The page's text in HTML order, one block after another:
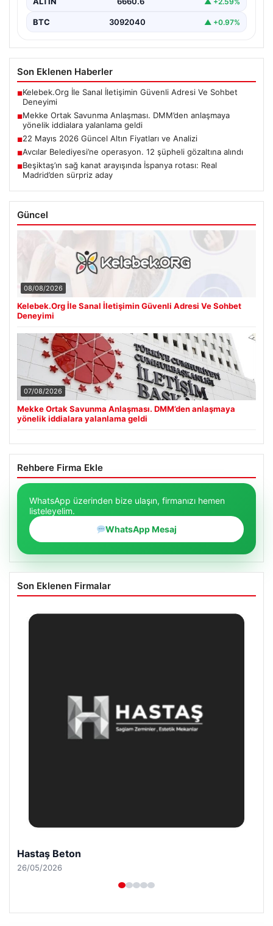
BTC 3092040 ▲ +0.97%
Son Eklenen Haberler
■Kelebek.Org İle Sanal İletişimin Güvenli Adresi Ve Sohbet
Deneyimi
■Mekke Ortak Savunma Anlaşması. DMM’den anlaşmaya
yönelik iddialara yalanlama geldi
■22 Mayıs 2026 Güncel Altın Fiyatları ve Analizi
■Avcılar Belediyesi’ne operasyon. 12 şüpheli gözaltına alındı
■Beşiktaş’ın sağ kanat arayışında İspanya rotası: Real
Madrid’den sürpriz aday
Güncel
08/08/2026
Kelebek.Org İle Sanal İletişimin Güvenli Adresi Ve Sohbet
Deneyimi
07/08/2026
Mekke Ortak Savunma Anlaşması. DMM’den anlaşmaya
yönelik iddialara yalanlama geldi
Rehbere Firma Ekle
WhatsApp üzerinden bize ulaşın, firmanızı hemen
listeleyelim.
WhatsApp Mesaj
Son Eklenen Firmalar
Enes Kaplan Avukatlık Bürosu
28/04/2026